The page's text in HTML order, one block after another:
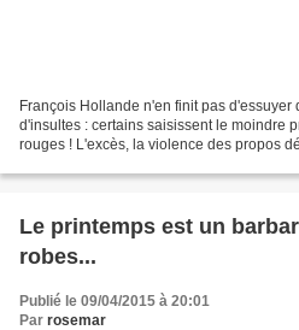
François Hollande n'en finit pas d'essuyer
d'insultes : certains saisissent le moindre
rouges ! L'excès, la violence des propos
Le printemps est un
robes...
Publié le 09/04/2015 à 20:01
Par rosemar